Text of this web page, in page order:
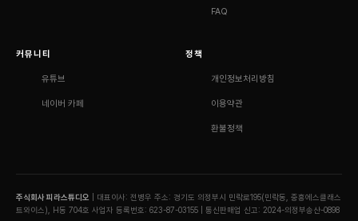
FAQ
커뮤니티
유튜브
네이버 카페
정책
개인정보처리방침
이용약관
환불정책
주식회사 피라스튜디오 | 대표이사: 전병우 주소: 경기도 의정부시 민락로195(민락동, 중흥에스클래스
트와이스), H동 704호 사업자 등록번호: 623-87-03155 | 통신판매업 신고: 2024-의정부송산-0898